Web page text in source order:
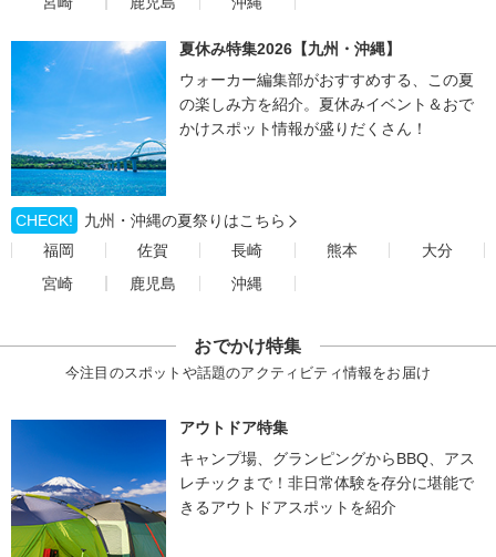
夏休み特集2026【九州・沖縄】
ウォーカー編集部がおすすめする、この夏
の楽しみ方を紹介。夏休みイベント＆おで
かけスポット情報が盛りだくさん！
CHECK!
九州・沖縄の夏祭りはこちら
福岡
佐賀 長崎 熊本
大分
宮崎
鹿児島 沖縄
おでかけ特集
今注目のスポットや話題のアクティビティ情報をお届け
アウトドア特集
キャンプ場、グランピングからBBQ、アス
レチックまで！非日常体験を存分に堪能で
きるアウトドアスポットを紹介